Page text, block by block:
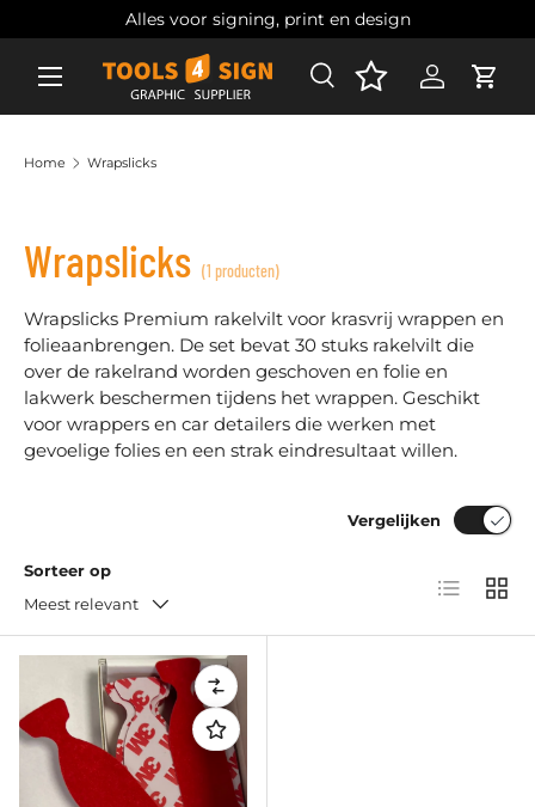
Ga naar inhoud
Alles voor signing, print en design
Zoeken
Zoeken Account
Home Wrapslicks
Wrapslicks (1 producten)
Wrapslicks Premium rakelvilt voor krasvrij wrappen en
folieaanbrengen. De set bevat 30 stuks rakelvilt die
over de rakelrand worden geschoven en folie en
lakwerk beschermen tijdens het wrappen. Geschikt
voor wrappers en car detailers die werken met
gevoelige folies en een strak eindresultaat willen.
Sorteer op
Meest relevant
Vergelijken
Lijst
Vergelijken